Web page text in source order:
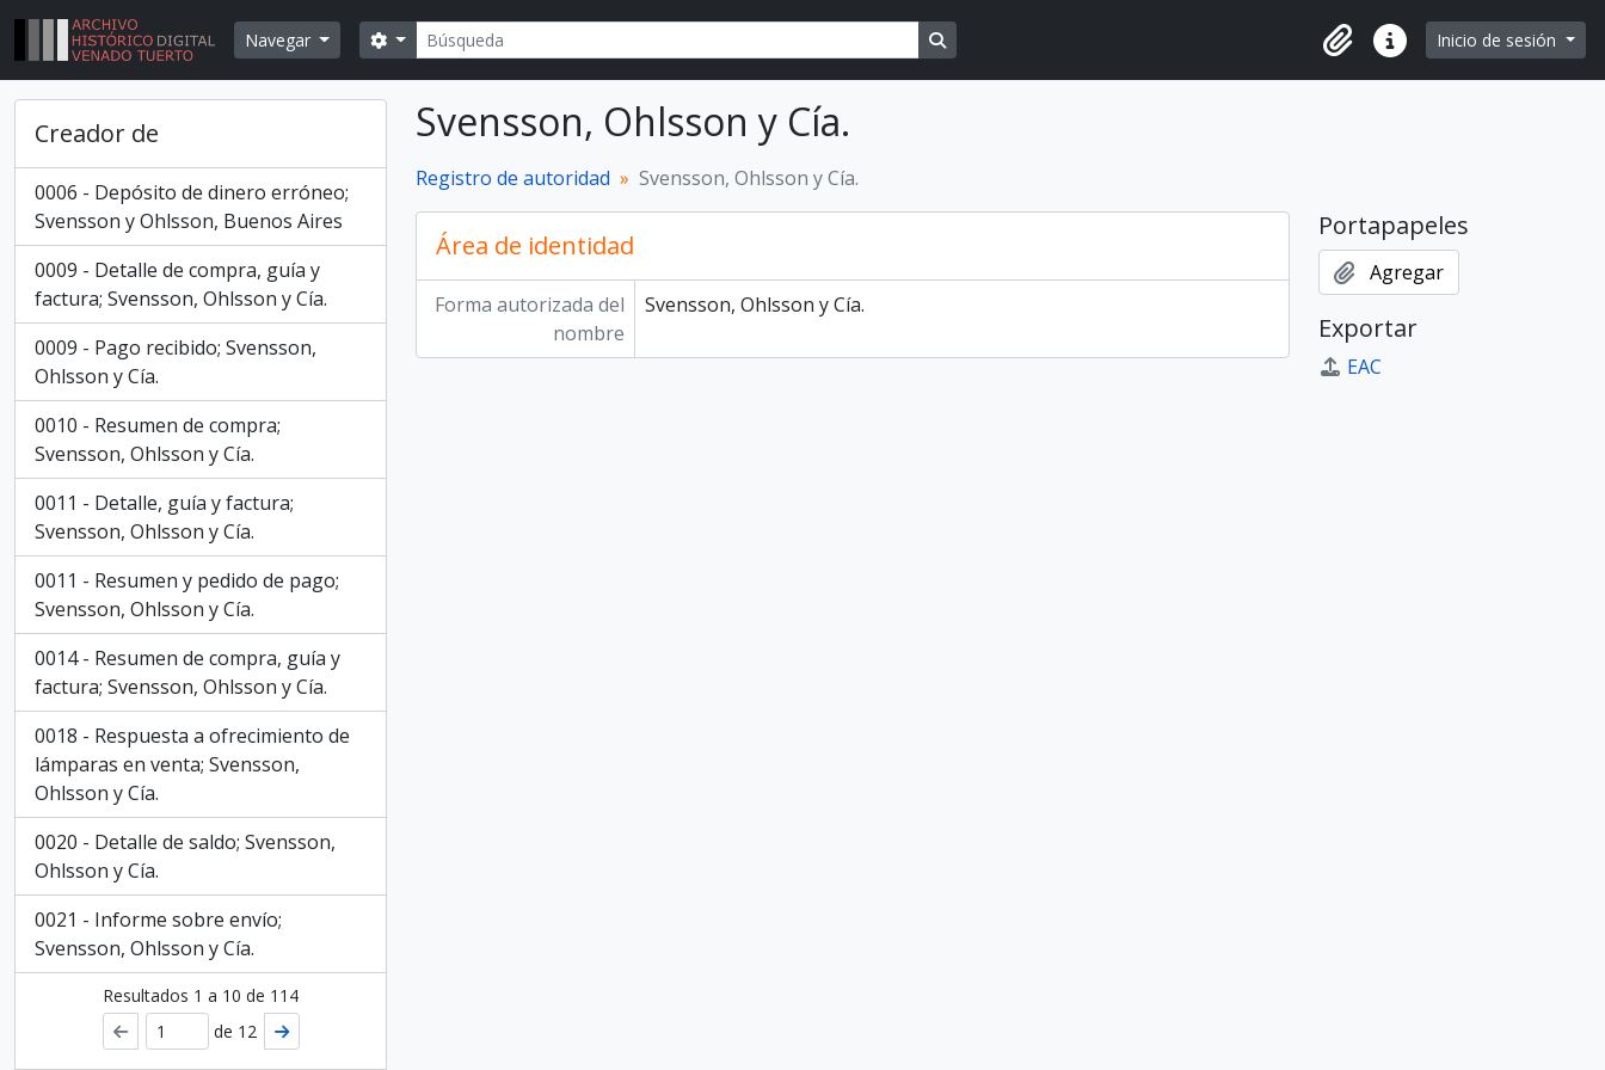
Skip to main content
Navegar
Búsqueda
Search options Search in browse page
Portapapeles
Enlaces rápidos
Inicio de sesión
Creador de
0006 - Depósito de dinero erróneo;
Svensson y Ohlsson, Buenos Aires
0009 - Detalle de compra, guía y
factura; Svensson, Ohlsson y Cía.
0009 - Pago recibido; Svensson,
Ohlsson y Cía.
0010 - Resumen de compra;
Svensson, Ohlsson y Cía.
0011 - Detalle, guía y factura;
Svensson, Ohlsson y Cía.
0011 - Resumen y pedido de pago;
Svensson, Ohlsson y Cía.
0014 - Resumen de compra, guía y
factura; Svensson, Ohlsson y Cía.
0018 - Respuesta a ofrecimiento de
lámparas en venta; Svensson,
Ohlsson y Cía.
0020 - Detalle de saldo; Svensson,
Ohlsson y Cía.
0021 - Informe sobre envío;
Svensson, Ohlsson y Cía.
Resultados 1 a 10 de 114
de 12
Svensson, Ohlsson y Cía.
Registro de autoridad Svensson, Ohlsson y Cía.
Área de identidad
Forma autorizada del
nombre
Svensson, Ohlsson y Cía.
Portapapeles
Agregar
Exportar
EAC